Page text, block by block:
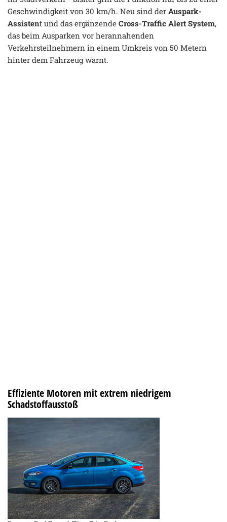
Geschwindigkeit von 30 km/h. Neu sind der Auspark-
Assistent und das ergänzende Cross-Traffic Alert System,
das beim Ausparken vor herannahenden
Verkehrsteilnehmern in einem Umkreis von 50 Metern
hinter dem Fahrzeug warnt.
Effiziente Motoren mit extrem niedrigem
Schadstoffausstoß